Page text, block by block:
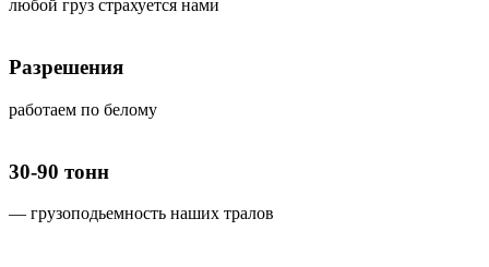
любой груз страхуется нами
Разрешения
работаем по белому
30-90 тонн
— грузоподьемность наших тралов